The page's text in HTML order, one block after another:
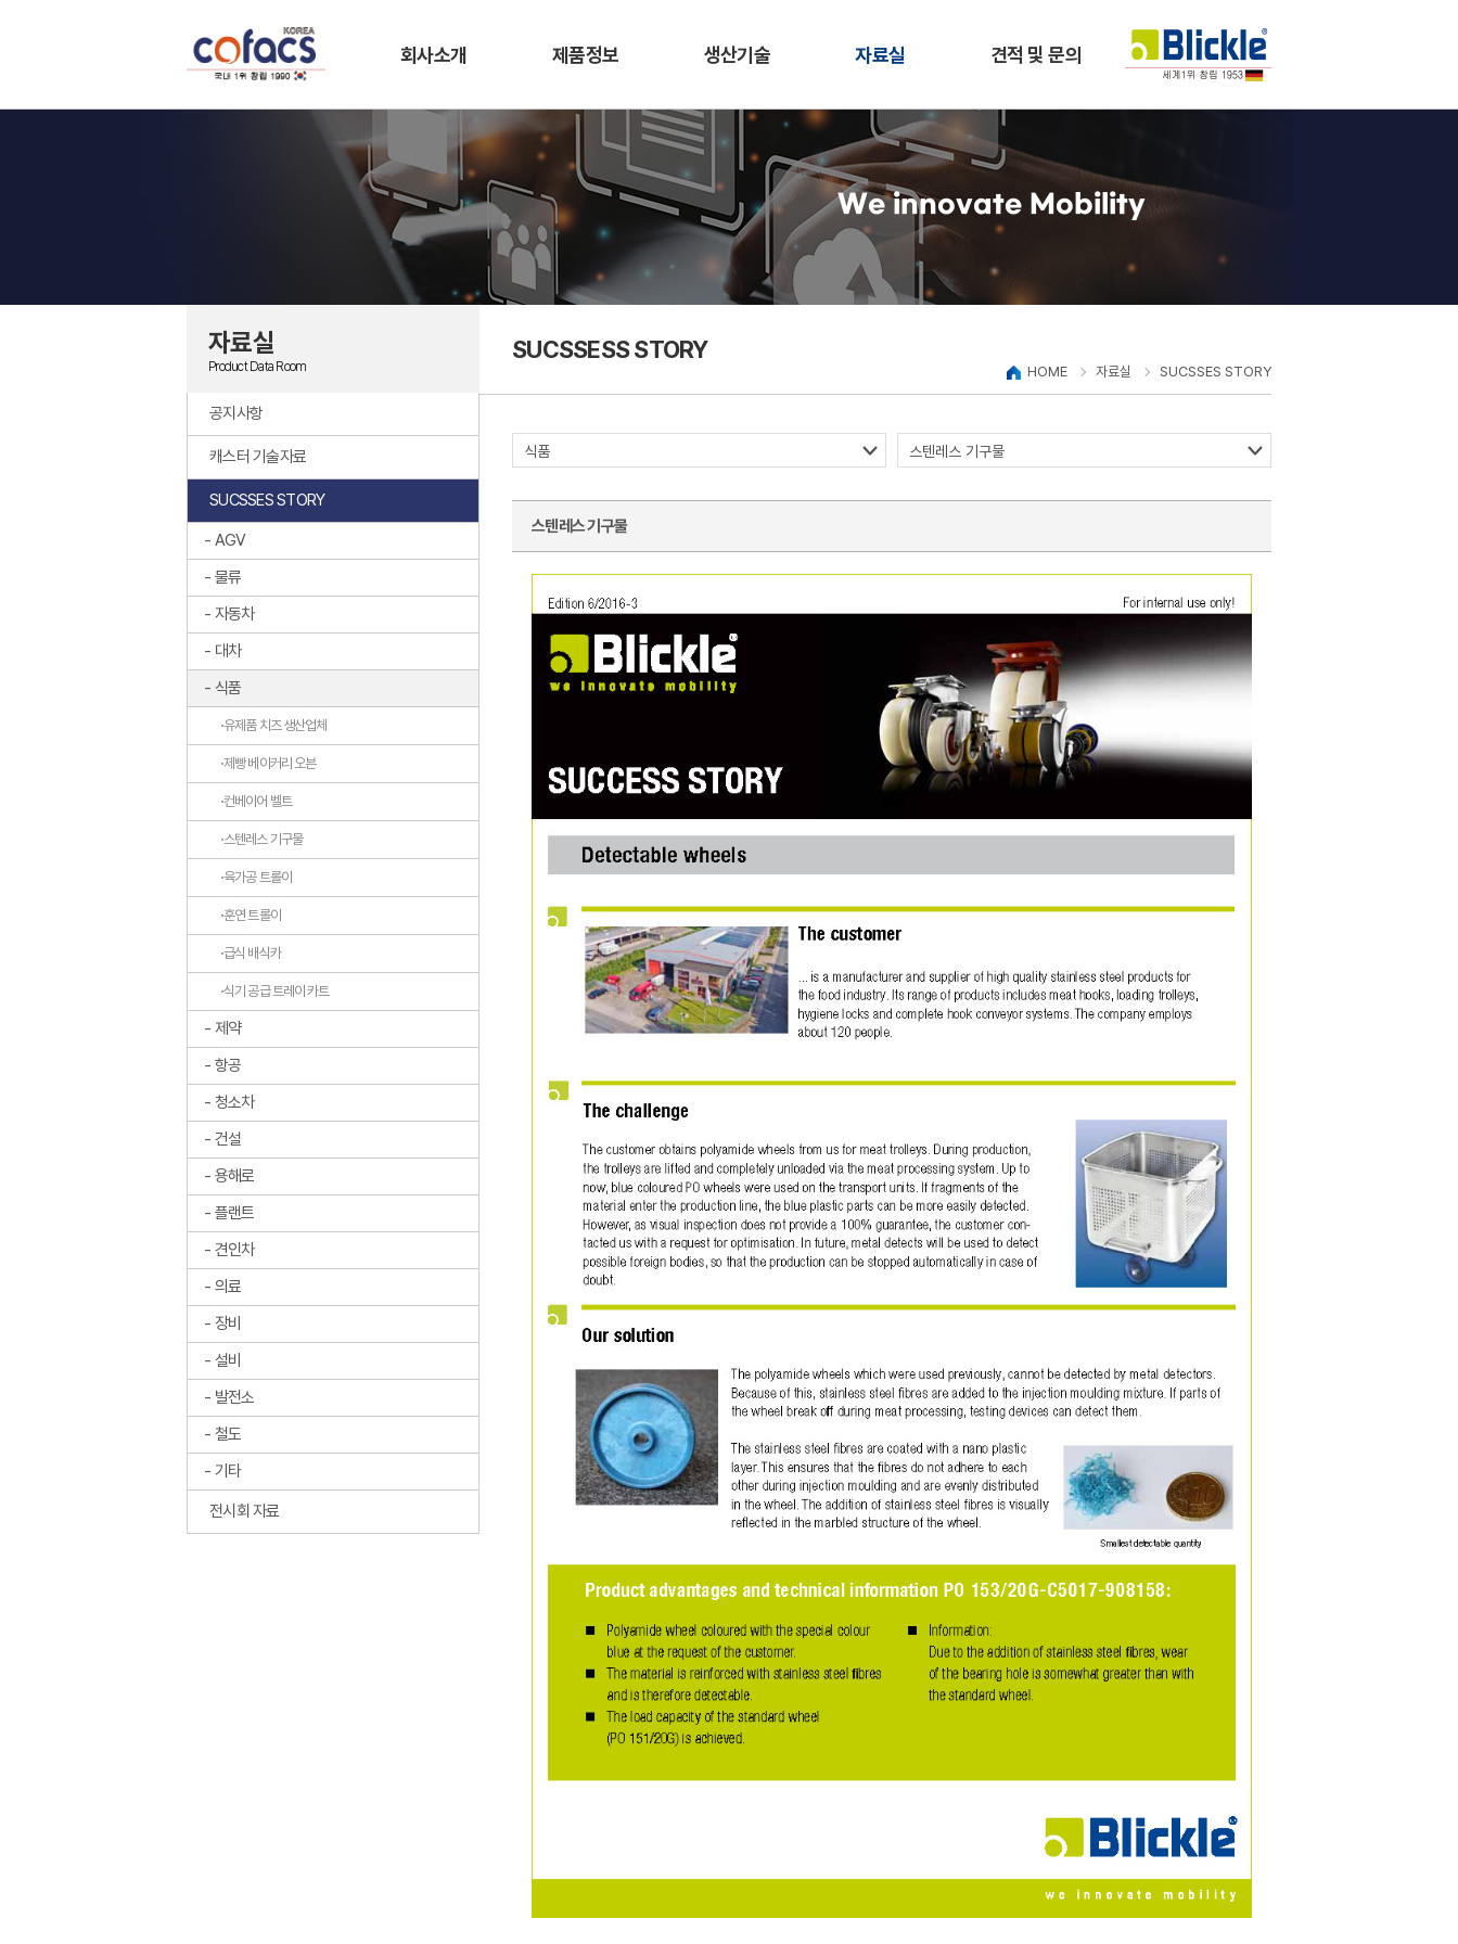
회사소개 제품정보 생산기술 자료실 견적 및 문의
We innovate Mobility
자료실
Product Data Room
공지사항
캐스터 기술자료
SUCSSES STORY
AGV
물류
자동차
대차
식품
유제품 치즈 생산업체
제빵 베이커리 오븐
컨베이어 벨트
스텐레스 기구물
육가공 트롤이
훈연 트롤이
급식 배식카
식기 공급 트레이 카트
제약
항공
청소차
건설
용해로
플랜트
견인차
의료
장비
설비
발전소
철도
기타
전시회 자료
SUCSSESS STORY
HOME 자료실 SUCSSES STORY
스텐레스 기구물